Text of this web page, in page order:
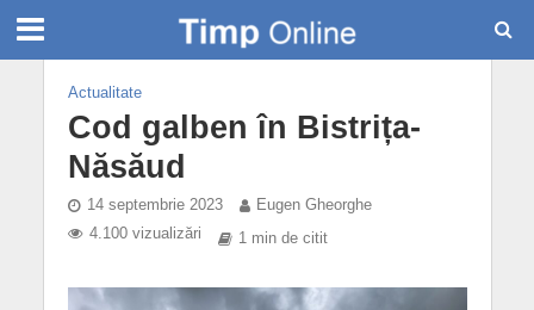
Actualitate
Cod galben în Bistrița-
Năsăud
14 septembrie 2023
Eugen Gheorghe
4.100 vizualizări
1 min de citit